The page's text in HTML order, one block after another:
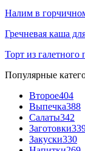
Налим в
Гречневая каша
Торт из галетного
Популярные
Второе404
Выпечка388
Салаты342
Заготовки
Закуски330